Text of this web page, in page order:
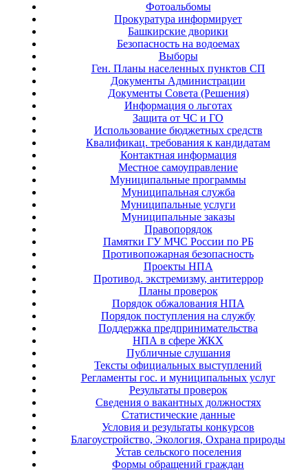
Фотоальбомы
Прокуратура информирует
Башкирские дворики
Безопасность на водоемах
Выборы
Ген. Планы населенных пунктов СП
Документы Администрации
Документы Совета (Решения)
Информация о льготах
Защита от ЧС и ГО
Использование бюджетных средств
Квалификац. требования к кандидатам
Контактная информация
Местное самоуправление
Муниципальные программы
Муниципальная служба
Муниципальные услуги
Муниципальные заказы
Правопорядок
Памятки ГУ МЧС России по РБ
Противопожарная безопасность
Проекты НПА
Противод. экстремизму, антитеррор
Планы проверок
Порядок обжалования НПА
Порядок поступления на службу
Поддержка предпринимательства
НПА в сфере ЖКХ
Публичные слушания
Тексты официальных выступлений
Регламенты гос. и муниципальных услуг
Результаты проверок
Сведения о вакантных должностях
Статистические данные
Условия и результаты конкурсов
Благоустройство, Экология, Охрана природы
Устав сельского поселения
Формы обращений граждан